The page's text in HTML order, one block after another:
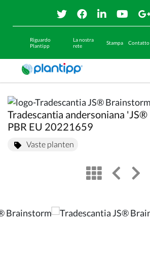
Riguardo
Plantipp
La nostra
rete
Stampa Contatto
Tradescantia andersoniana
PBR EU 20221659
Vaste planten
viewleft